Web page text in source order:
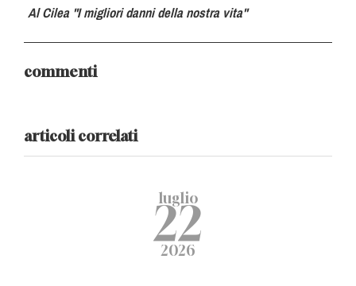
Al Cilea "I migliori danni della nostra vita"
commenti
articoli correlati
luglio
22
2026